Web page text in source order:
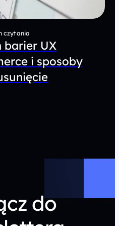
czytania
barier UX
i sposoby
do